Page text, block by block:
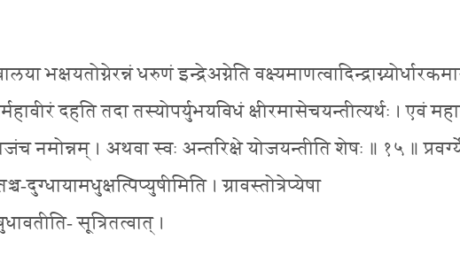
भक्षयतोग्नेरन्नं धरुणं इन्द्रेअग्नेति
दहति तदा तस्योपर्युभयविधं क्षीरमासेचयन्तीत्यर्थः । एवं
नमोन्नम् । अथवा स्वः अन्तरिक्षे योजयन्तीति शेषः ॥ १५ ॥
दुग्धायामधुक्षत्पिप्युषीमिति । ग्रावस्तोत्रेप्येषा
सूत्रितत्वात् ।